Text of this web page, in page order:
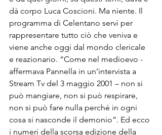
dà corpo Luca Coscioni. Ma niente. Il
programma di Celentano servì per
rappresentare tutto ciò che veniva e
viene anche oggi dal mondo clericale
e reazionario. “Come nel medioevo -
affermava Pannella in un’intervista a
Stream Tv del 3 maggio 2001 – non si
può mangiare, non si può respirare,
non si può fare nulla perché in ogni
cosa si nasconde il demonio”. Ed ecco
i numeri della scorsa edizione della